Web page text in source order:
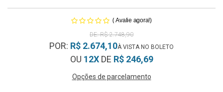
(Avalie agora!)
R$ 2.748,90
POR: R$ 2.674,10
OU 12XDE R$ 246,69
Opções de parcelamento